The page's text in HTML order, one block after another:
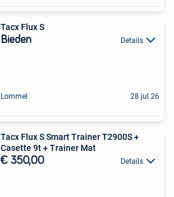
Tacx Flux S
Bieden Details
Lommel 28 jul 26
Tacx Flux S Smart Trainer T2900S +
Casette 9t + Trainer Mat
€ 350,00 Details